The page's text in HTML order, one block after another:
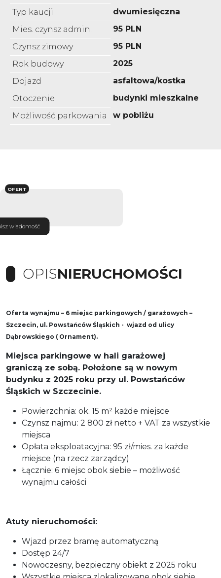
Typ kaucji
dwumiesięczna
Mies. czynsz admin.
95 PLN
Czynsz zimowy
95 PLN
Rok budowy
2025
Dojazd
asfaltowa/kostka
Otoczenie
budynki mieszkalne
Możliwość parkowania
w pobliżu
wiadomość
OFERT
OPISNIERUCHOMOŚCI
Oferta wynajmu – 6 miejsc parkingowych / garażowych –
Szczecin, ul. Powstańców Śląskich - wjazd od ulicy
Dąbrowskiego ( Ornament).
Miejsca parkingowe w hali garażowej
graniczą ze sobą. Położone są w nowym
budynku z 2025 roku przy ul. Powstańców
Śląskich w Szczecinie.
Powierzchnia: ok. 15 m² każde miejsce
Czynsz najmu: 2 800 zł netto + VAT za wszystkie
miejsca
Opłata eksploatacyjna: 95 zł/mies. za każde
miejsce (na rzecz zarządcy)
Łącznie: 6 miejsc obok siebie – możliwość
wynajmu całości
Atuty nieruchomości:
Wjazd przez bramę automatyczną
Dostęp 24/7
Nowoczesny, bezpieczny obiekt z 2025 roku